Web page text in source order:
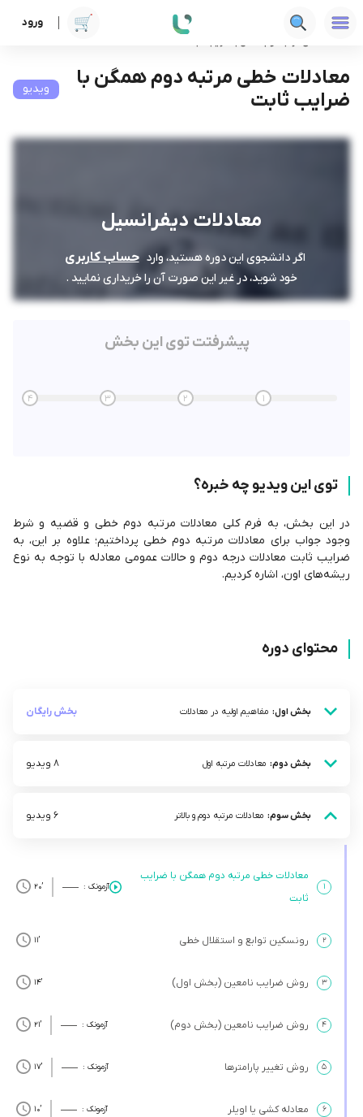
ورود دوره ها فنی‌ومهندسی
معادلات دیفرانسیل
معادلات خطی مرتبه دوم همگن با
ضرایب ثابت
ویدیو
معادلات دیفرانسیل
اگر دانشجوی این دوره هستید، وارد حساب کاربری
خود شوید، در غیر این صورت آن را خریداری نمایید .
پیشرفتت توی این بخش
1
2
3
4
توی این ویدیو چه خبره؟
در این بخش، به فرم کلی معادلات مرتبه دوم خطی و قضیه و شرط
وجود جواب برای معادلات مرتبه دوم خطی پرداختیم؛ علاوه بر این، به
ضرایب ثابت معادلات درجه دوم و حالات عمومی معادله با توجه به نوع
ریشه‌های اون، اشاره کردیم.
محتوای دوره
بخش اول: مفاهیم اولیه در معادلات بخش رایگان
بخش دوم: معادلات مرتبه اول 8 ویدیو
بخش سوم: معادلات مرتبه دوم و بالاتر 6 ویدیو
۱
معادلات خطی مرتبه دوم همگن با ضرایب
ثابت
آزمونک : ’20
۲ رونسکین توابع و استقلال خطی ’11
۳ روش ضرایب نامعین (بخش اول) ’14
۴ روش ضرایب نامعین (بخش دوم) آزمونک : ’21
۵ روش تغییر پارامترها آزمونک : ’17
۶ معادله کشی یا اویلر آزمونک : ’10